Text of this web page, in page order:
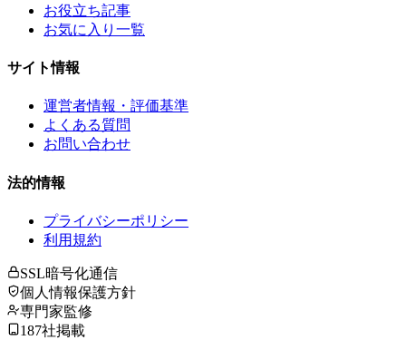
お役立ち記事
お気に入り一覧
サイト情報
運営者情報・評価基準
よくある質問
お問い合わせ
法的情報
プライバシーポリシー
利用規約
SSL暗号化通信
個人情報保護方針
専門家監修
187社掲載